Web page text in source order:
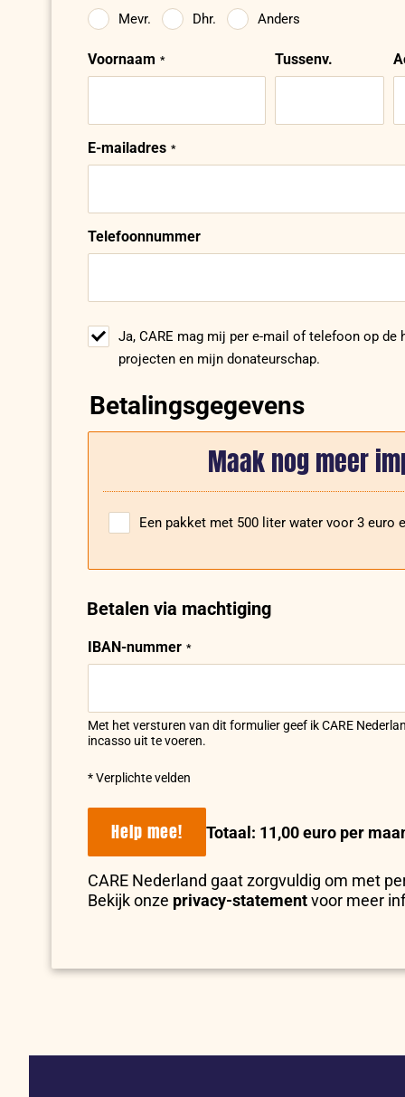
Mevr. Dhr. Anders
Naam
Voornaam Tussenv.
E-mailadres
Telefoonnummer
Ja, CARE mag mij per e-mail of telefoon op de
projecten en mijn donateurschap.
Betalingsgegevens
Maak nog meer
Een pakket met 500 liter water voor 3 euro
Ik
doneren
via:
Betalen via machtiging
Betalen
via
IBAN-nummer
Met het versturen van dit formulier geef ik CARE
incasso uit te voeren.
* Verplichte velden
Help mee! Totaal: 11,00 euro per
CARE Nederland gaat zorgvuldig om met
Bekijk onze privacy-statementvoor meer